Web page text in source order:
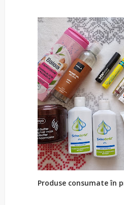
Produse consumate în